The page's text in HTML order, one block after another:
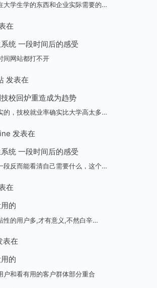
大学生学的东西和企业实际需要的…
在
统 一段时间后的感受
间网站都打不开
发表在
校回炉重造成为趋势
的，技校就业率确实比大学高太多…
发表在
统 一段时间后的感受
段反而能看清自己需要什么，这个…
在
的
性的用户多,才有意义,不然白辛…
在
的
户和看有用的客户群体部分重合